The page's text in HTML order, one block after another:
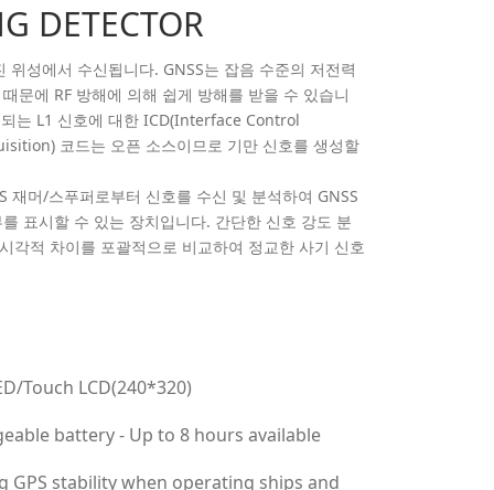
DETECTOR
위성에서 수신됩니다. GNSS는 잡음 수준의 저전력
문에 RF 방해에 의해 쉽게 방해를 받을 수 있습니
는 L1 신호에 대한 ICD(Interface Control
코드는 오픈 소스이므로 기만 신호를 생성할
재머/스푸퍼로부터 신호를 수신 및 분석하여 GNSS
표시할 수 있는 장치입니다. 간단한 신호 강도 분
각적 차이를 포괄적으로 비교하여 정교한 사기 신호
Touch LCD(240*320)
battery - Up to 8 hours available
GPS stability when operating ships and